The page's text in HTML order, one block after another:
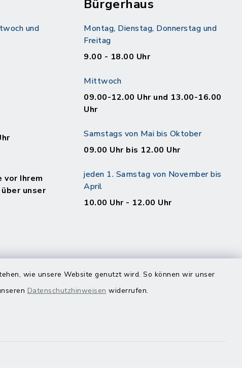
wie unsere Website genutzt wird. So können wir unser
Datenschutzhinweisen widerrufen.
und
vor Ihrem
unser
Bürgerhaus
Montag, Dienstag, Donnerstag und
Freitag
9.00 - 18.00 Uhr
Mittwoch
09.00-12.00 Uhr und 13.00-16.00
Uhr
Samstags von Mai bis Oktober
09.00 Uhr bis 12.00 Uhr
jeden 1. Samstag von November bis
April
10.00 Uhr - 12.00 Uhr